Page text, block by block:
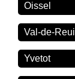
Oissel
Val-de-Reuil
Yvetot